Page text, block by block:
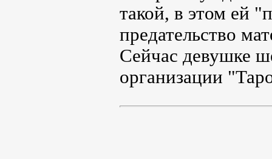
такой, в этом ей
предательство
Сейчас девушке
организации